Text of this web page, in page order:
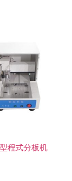
程式分板机